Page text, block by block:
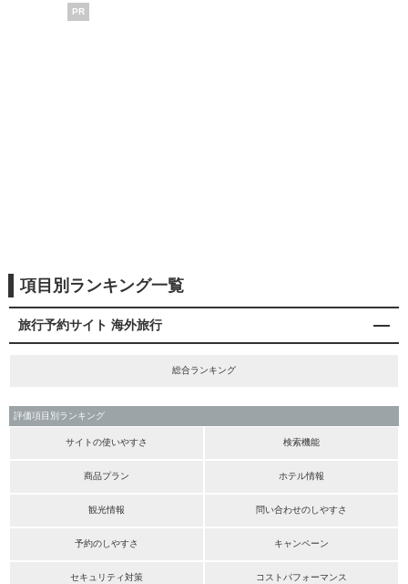
PR
項目別ランキング一覧
旅行予約サイト 海外旅行
総合ランキング
評価項目別ランキング
サイトの使いやすさ 検索機能
商品プラン ホテル情報
観光情報 問い合わせのしやすさ
予約のしやすさ キャンペーン
セキュリティ対策 コストパフォーマンス